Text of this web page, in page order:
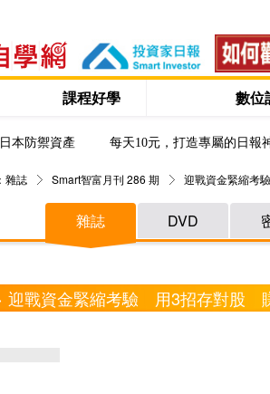
課程好學 數位
本防禦資產 每天10元，打造專屬的日報
雜誌 Smart智富月刊 286 期 迎戰資金緊縮
雜誌 DVD
迎戰資金緊縮考驗 用3招存對股